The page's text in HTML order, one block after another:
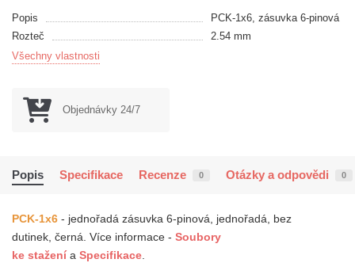
Popis
PCK-1x6, zásuvka 6-pinová
Rozteč
2.54 mm
Všechny vlastnosti
Objednávky 24/7
Popis Specifikace Recenze 0 Otázky a odpovědi 0
PCK-1x6 - jednořadá zásuvka 6-pinová, jednořadá, bez
dutinek, černá. Více informace - Soubory
ke stažení a Specifikace.